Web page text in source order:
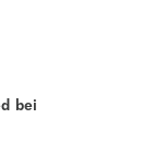
bei